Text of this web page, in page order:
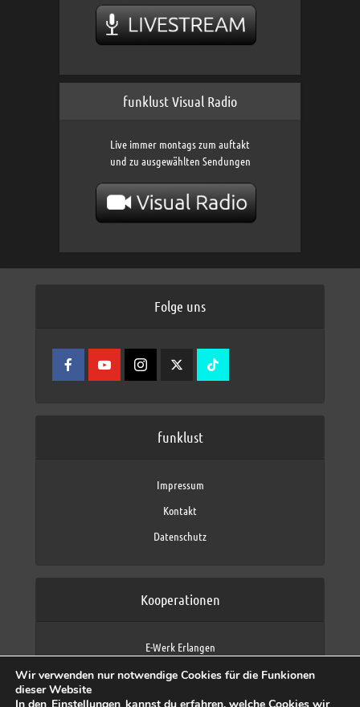
funklust Visual Radio
Live immer montags zum auftakt
und zu ausgewählten Sendungen
Folge uns
funklust
Impressum
Kontakt
Datenschutz
Kooperationen
E-Werk Erlangen
Fraunhofer IIS
max neo (AFK max)
Wir verwenden nur notwendige Cookies für die Funkionen
dieser Website